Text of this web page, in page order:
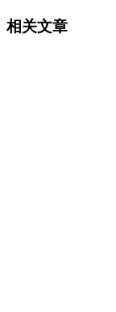
相关文章